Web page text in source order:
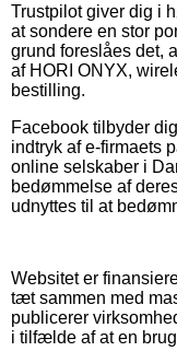
Trustpilot giver dig i
at sondere en stor
grund foreslåes det,
af HORI ONYX,
bestilling.
Facebook tilbyder
indtryk af e-firmaets
online selskaber i
bedømmelse af
udnyttes til at
Websitet er
tæt sammen med
publicerer
i tilfælde af at en